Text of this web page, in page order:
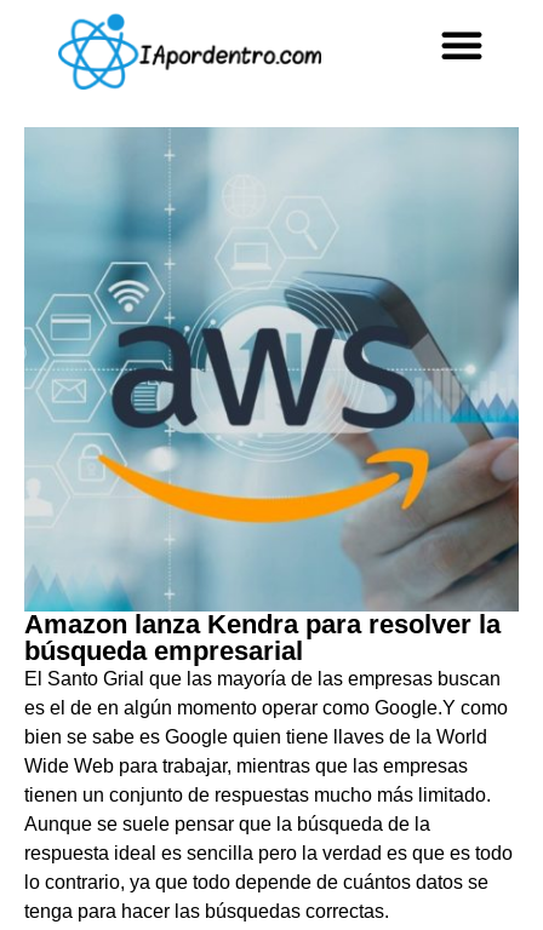
Amazon lanza Kendra para resolver la
búsqueda empresarial
El Santo Grial que las mayoría de las empresas buscan
es el de en algún momento operar como Google.Y como
bien se sabe es Google quien tiene llaves de la World
Wide Web para trabajar, mientras que las empresas
tienen un conjunto de respuestas mucho más limitado.
Aunque se suele pensar que la búsqueda de la
respuesta ideal es sencilla pero la verdad es que es todo
lo contrario, ya que todo depende de cuántos datos se
tenga para hacer las búsquedas correctas.